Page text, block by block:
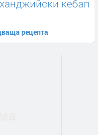
кебап
рецепта